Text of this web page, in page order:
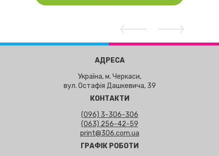
АДРЕСА
Україна, м. Черкаси,
вул. Остафія Дашкевича, 39
КОНТАКТИ
(096) 3-306-306
(063) 256-42-59
print@306.com.ua
ГРАФІК РОБОТИ